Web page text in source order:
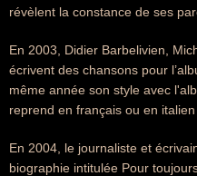
révèlent la constance de ses
En 2003, Didier Barbelivien,
écrivent des chansons pour
même année son style avec
reprend en français ou en
En 2004, le journaliste et
biographie intitulée Pour